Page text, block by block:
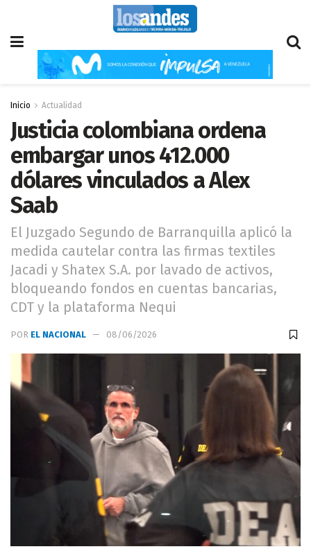
Inicio Actualidad
Justicia colombiana ordena
embargar unos 412.000
dólares vinculados a Alex
Saab
El Juzgado Segundo de Barranquilla aplicó la
medida cautelar contra las firmas textiles
Jacadi y Shatex S.A. por lavado de activos,
bloqueando fondos en cuentas bancarias,
CDT y la plataforma Nequi
POR EL NACIONAL 08/06/2026